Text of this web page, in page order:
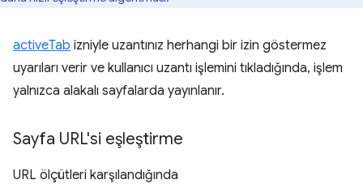
activeTab izniyle uzantınız herhangi bir izin göstermez
uyarıları verir ve kullanıcı uzantı işlemini tıkladığında, işlem
yalnızca alakalı sayfalarda yayınlanır.
Sayfa URL'si eşleştirme
URL ölçütleri karşılandığında